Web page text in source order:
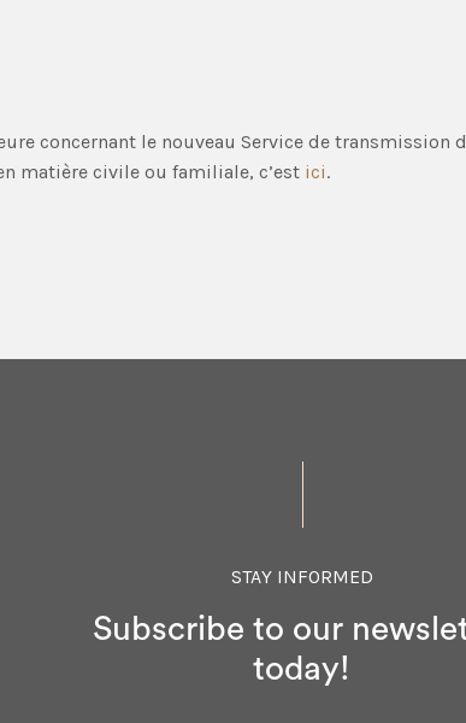
concernant le nouveau Service de transmission
matière civile ou familiale, c’est ici.
STAY INFORMED
Subscribe to our
today!